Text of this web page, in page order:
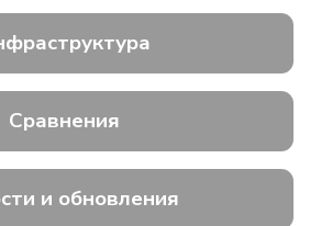
Сравнения
и обновления